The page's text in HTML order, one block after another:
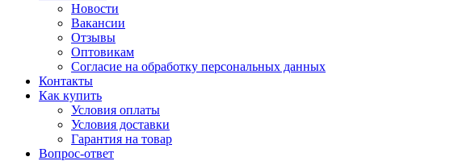
Новости
Вакансии
Отзывы
Оптовикам
Cогласие на обработку персональных данных
Контакты
Как купить
Условия оплаты
Условия доставки
Гарантия на товар
Вопрос-ответ